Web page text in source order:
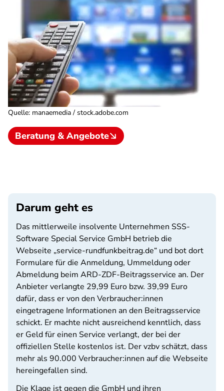
Quelle: manaemedia / stock.adobe.com
Beratung & Angebote
Darum geht es
Das mittlerweile insolvente Unternehmen SSS-
Software Special Service GmbH betrieb die
Webseite „service-rundfunkbeitrag.de“ und bot dort
Formulare für die Anmeldung, Ummeldung oder
Abmeldung beim ARD-ZDF-Beitragsservice an. Der
Anbieter verlangte 29,99 Euro bzw. 39,99 Euro
dafür, dass er von den Verbraucher:innen
eingetragene Informationen an den Beitragsservice
schickt. Er machte nicht ausreichend kenntlich, dass
er Geld für einen Service verlangt, der bei der
offiziellen Stelle kostenlos ist. Der vzbv schätzt, dass
mehr als 90.000 Verbraucher:innen auf die Webseite
hereingefallen sind.
Die Klage ist gegen die GmbH und ihren